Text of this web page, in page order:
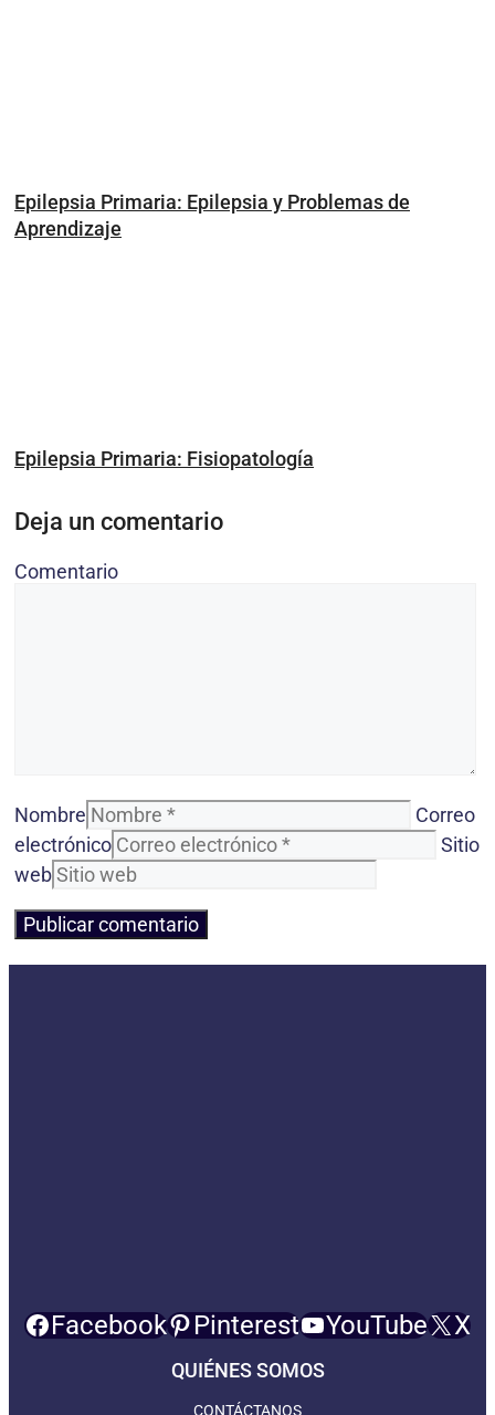
Epilepsia Primaria: Epilepsia y Problemas de
Aprendizaje
Epilepsia Primaria: Fisiopatología
Deja un comentario
Comentario
Nombre
Correo
electrónico
Sitio
web
Facebook Pinterest YouTube X
QUIÉNES SOMOS
CONTÁCTANOS